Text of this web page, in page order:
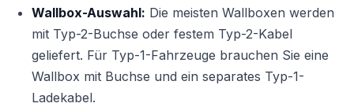
Wallbox-Auswahl: Die meisten Wallboxen werden
mit Typ-2-Buchse oder festem Typ-2-Kabel
geliefert. Für Typ-1-Fahrzeuge brauchen Sie eine
Wallbox mit Buchse und ein separates Typ-1-
Ladekabel.